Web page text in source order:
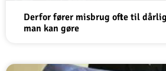
Derfor fører misbrug ofte til dårlig
man kan gøre